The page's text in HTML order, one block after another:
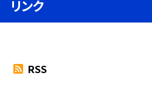
リンク
RSS